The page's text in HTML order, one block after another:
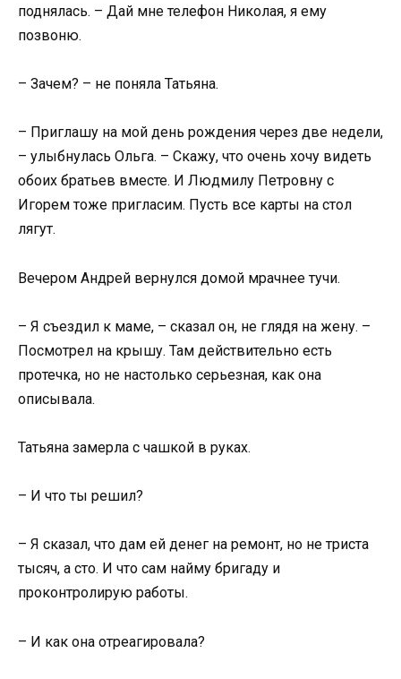
поднялась. – Дай мне телефон Николая, я ему
позвоню.
– Зачем? – не поняла Татьяна.
– Приглашу на мой день рождения через две недели,
– улыбнулась Ольга. – Скажу, что очень хочу видеть
обоих братьев вместе. И Людмилу Петровну с
Игорем тоже пригласим. Пусть все карты на стол
лягут.
Вечером Андрей вернулся домой мрачнее тучи.
– Я съездил к маме, – сказал он, не глядя на жену. –
Посмотрел на крышу. Там действительно есть
протечка, но не настолько серьезная, как она
описывала.
Татьяна замерла с чашкой в руках.
– И что ты решил?
– Я сказал, что дам ей денег на ремонт, но не триста
тысяч, а сто. И что сам найму бригаду и
проконтролирую работы.
– И как она отреагировала?